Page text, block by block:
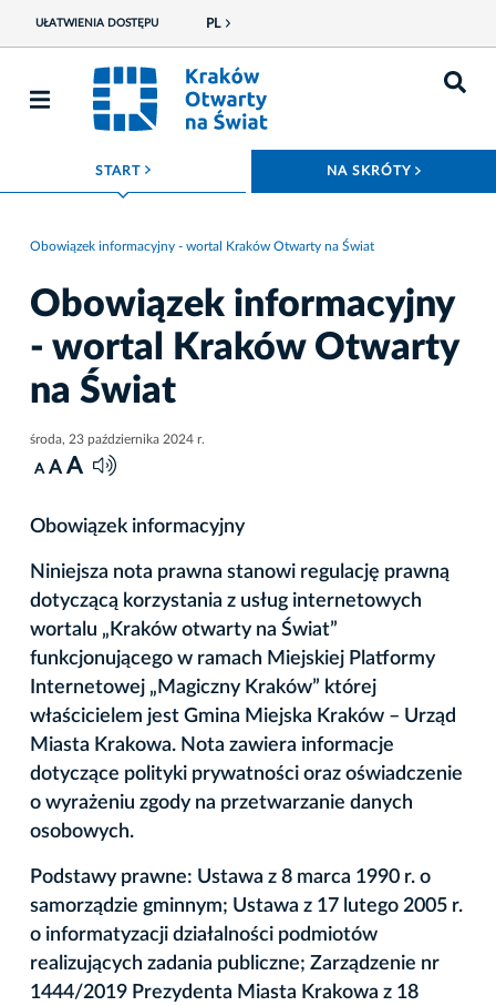
UŁATWIENIA DOSTĘPU PL
START ROZWIŃ MENU NA SKRÓTY
Obowiązek informacyjny - wortal Kraków Otwarty na Świat
Obowiązek informacyjny
- wortal Kraków Otwarty
na Świat
środa, 23 października 2024 r.
A A A
Obowiązek informacyjny
Niniejsza nota prawna stanowi regulację prawną
dotyczącą korzystania z usług internetowych
wortalu „Kraków otwarty na Świat”
funkcjonującego w ramach Miejskiej Platformy
Internetowej „Magiczny Kraków” której
właścicielem jest Gmina Miejska Kraków – Urząd
Miasta Krakowa. Nota zawiera informacje
dotyczące polityki prywatności oraz oświadczenie
o wyrażeniu zgody na przetwarzanie danych
osobowych.
Podstawy prawne: Ustawa z 8 marca 1990 r. o
samorządzie gminnym; Ustawa z 17 lutego 2005 r.
o informatyzacji działalności podmiotów
realizujących zadania publiczne; Zarządzenie nr
1444/2019 Prezydenta Miasta Krakowa z 18